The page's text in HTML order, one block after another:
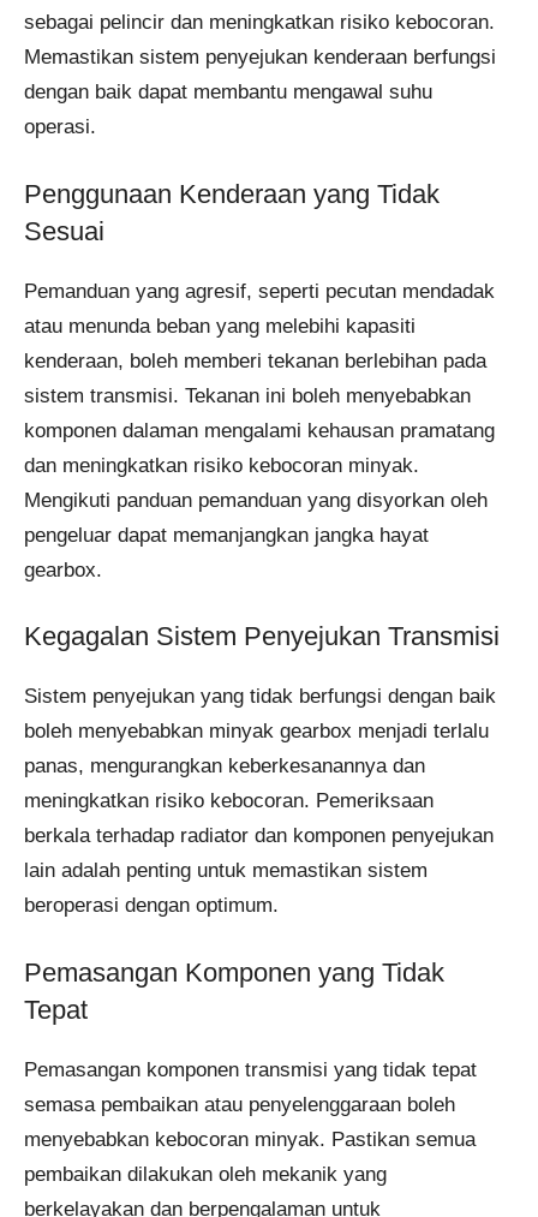
sebagai pelincir dan meningkatkan risiko kebocoran.
Memastikan sistem penyejukan kenderaan berfungsi
dengan baik dapat membantu mengawal suhu
operasi.
Penggunaan Kenderaan yang Tidak
Sesuai
Pemanduan yang agresif, seperti pecutan mendadak
atau menunda beban yang melebihi kapasiti
kenderaan, boleh memberi tekanan berlebihan pada
sistem transmisi. Tekanan ini boleh menyebabkan
komponen dalaman mengalami kehausan pramatang
dan meningkatkan risiko kebocoran minyak.
Mengikuti panduan pemanduan yang disyorkan oleh
pengeluar dapat memanjangkan jangka hayat
gearbox.
Kegagalan Sistem Penyejukan Transmisi
Sistem penyejukan yang tidak berfungsi dengan baik
boleh menyebabkan minyak gearbox menjadi terlalu
panas, mengurangkan keberkesanannya dan
meningkatkan risiko kebocoran. Pemeriksaan
berkala terhadap radiator dan komponen penyejukan
lain adalah penting untuk memastikan sistem
beroperasi dengan optimum.
Pemasangan Komponen yang Tidak
Tepat
Pemasangan komponen transmisi yang tidak tepat
semasa pembaikan atau penyelenggaraan boleh
menyebabkan kebocoran minyak. Pastikan semua
pembaikan dilakukan oleh mekanik yang
berkelayakan dan berpengalaman untuk